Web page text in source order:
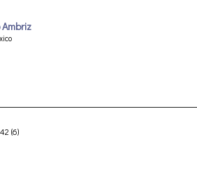
Ambriz
(6)